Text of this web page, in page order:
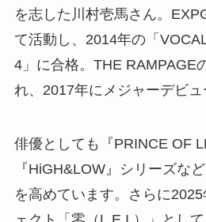
を志した川村壱馬さん。
て活動し、2014年の「
4」に合格。THE RAMPAGE
れ、2017年にメジャーデビュ
俳優としても『PRINCE OF
『HiGH&LOW』シリーズな
を高めています。さらに